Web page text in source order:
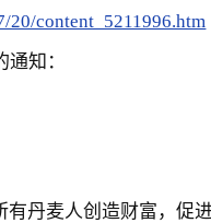
20/content_5211996.htm
知：
丹麦人创造财富，促